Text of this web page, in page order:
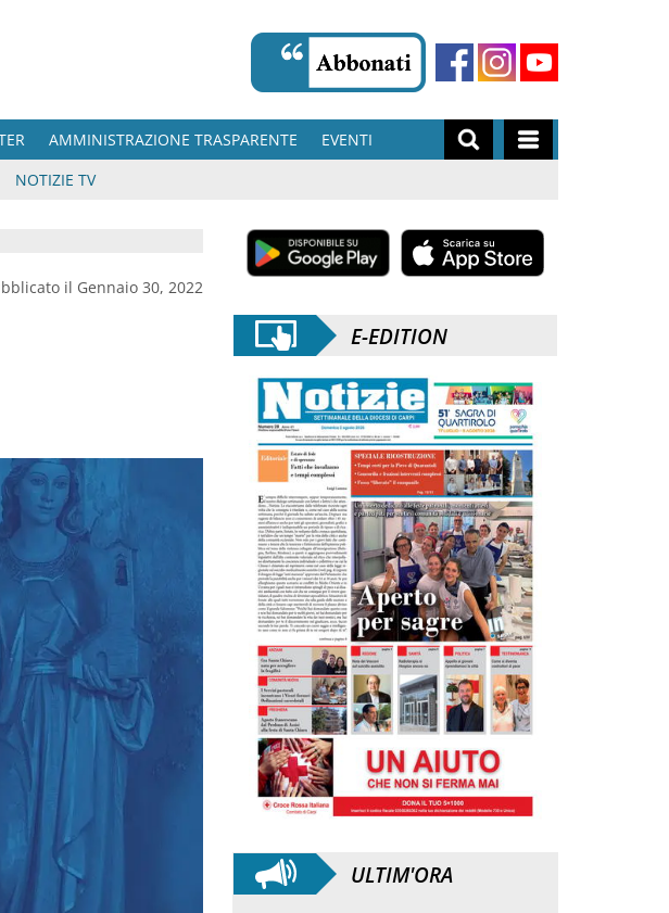
AMMINISTRAZIONE TRASPARENTE
EVENTI
NOTIZIE TV
il Gennaio 30, 2022
E-EDITION
ULTIM'ORA